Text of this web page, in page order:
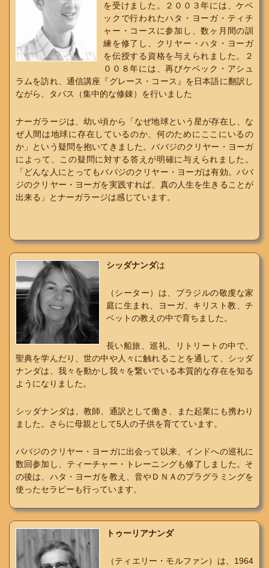
を受けました。２００３年には、ケベ
ックで行われたハタ・ヨーガ・ティチ
ャー・コースに参加し、数ヶ月間の訓
練を修了し、クリヤー・ハタ・ヨーガ
を伝授する資格を与えられました。２
００８年には、再びケベック・アシュ
ラムを訪れ、通信講座『グレース・コース』を日本語に翻訳し
ながら、タパス（集中的な修錬）を行いました
ナーガラージは、幼い頃から「なぜ地球という星が存在し、な
ぜ人間は地球に存在しているのか、何のためにここにいるの
か」という疑問を抱いてきました。ババジのクリヤー・ヨーガ
によって、この疑問に対する答えが明確に与えられました。
「どんな人にとってもババジのクリヤー・ヨーガは有効。ババ
ジのクリヤー・ヨーガを実践すれば、真の人生を生きることが
出来る」とナーガラージは感じています。
シッダナンダは
（シーター）は、ブラジルの敬虔な家
庭に生まれ、ヨーガ、キリスト教、チ
ベットの教えの中で育ちました。
長い船旅、巡礼、リトリートの中で、
聖典を学んだり、世の中や人々に触れることを通して、シッダ
ナンダは、我々を動かし我々を繋いでいる本質的な存在を知る
ようになりました。
シッダナンダは、教師、通訳として働き、また起業にも携わり
ました。さらに母親として5人の子供を育てています。
ババジのクリヤー・ヨーガに出会って以来、インドへの巡礼に
数回参加し、ティーチャー・トレーニングも修了しました。そ
の後は、ハタ・ヨーガを教え、音やＤＮＡのプラグラミングを
使ったセラピーも行っています。
トゥーリアナンダ
（ティエリー・モルファン）は、1964